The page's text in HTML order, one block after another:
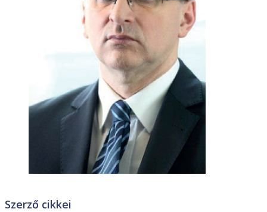
Szerző cikkei